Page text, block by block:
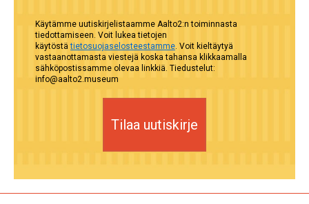
Käytämme uutiskirjelistaamme Aalto2:n toiminnasta
tiedottamiseen. Voit lukea tietojen
käytöstätietosuojaselosteestamme. Voit kieltäytyä
vastaanottamasta viestejä koska tahansa klikkaamalla
sähköpostissamme olevaa linkkiä. Tiedustelut:
info@aalto2.museum
Tilaa uutiskirje